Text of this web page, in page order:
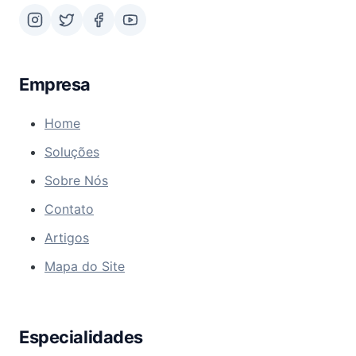
Empresa
Home
Soluções
Sobre Nós
Contato
Artigos
Mapa do Site
Especialidades